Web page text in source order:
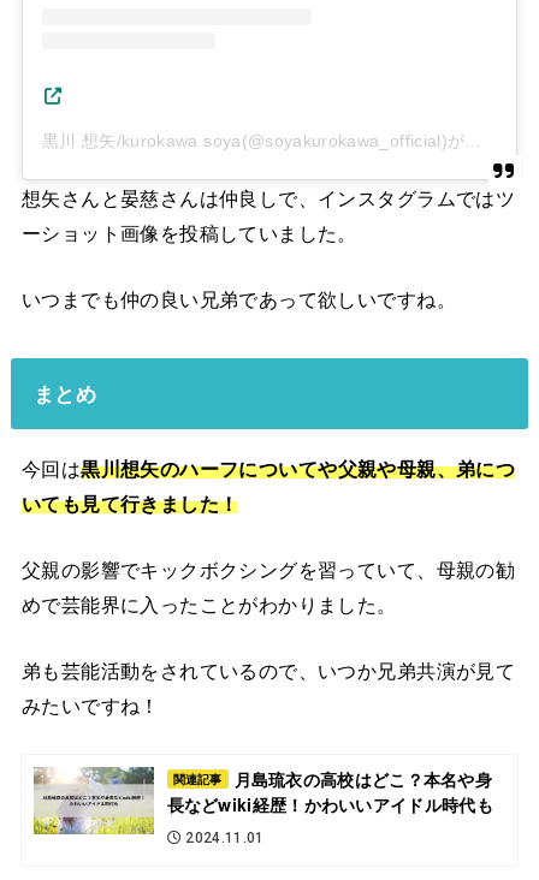
想矢さんと晏慈さんは仲良しで、インスタグラムではツ
ーショット画像を投稿していました。
いつまでも仲の良い兄弟であって欲しいですね。
まとめ
今回は黒川想矢のハーフについてや父親や母親、弟につ
いても見て行きました！
父親の影響でキックボクシングを習っていて、母親の勧
めで芸能界に入ったことがわかりました。
弟も芸能活動をされているので、いつか兄弟共演が見て
みたいですね！
関連記事
月島琉衣の高校はどこ？本名や身
長などwiki経歴！かわいいアイドル時代も
2024.11.01